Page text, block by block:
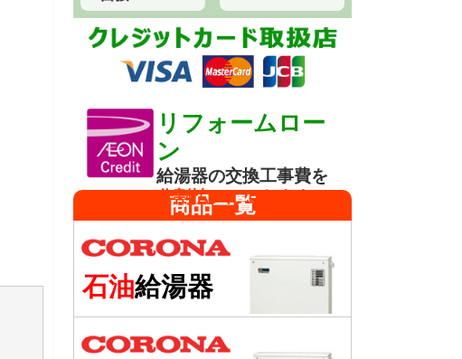
リフォームロー
ン
給湯器の交換工事費を
分割払いにできます!!
商品一覧
石油給湯器